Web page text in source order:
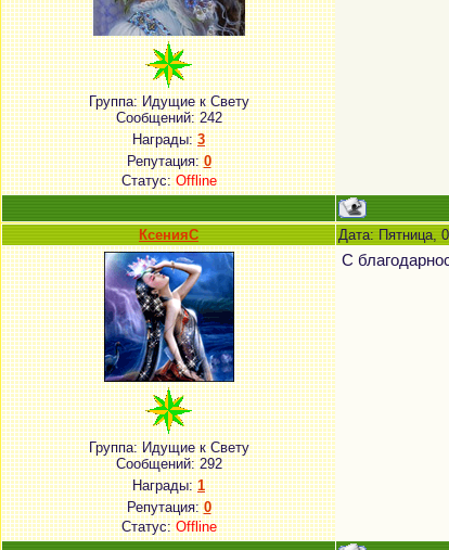
Группа: Идущие к Свету
Сообщений:242
Награды:3
Репутация:0
Статус:Offline
КсенияС Дата: Пятница,
Группа: Идущие к Свету
Сообщений:292
Награды:1
Репутация:0
Статус:Offline
С